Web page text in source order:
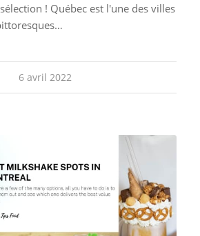
! Québec est l'une des villes
6 avril 2022